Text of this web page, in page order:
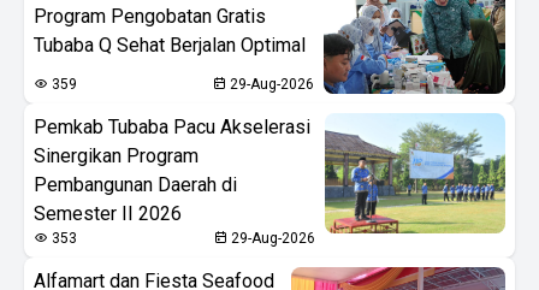
Program Pengobatan Gratis
Tubaba Q Sehat Berjalan Optimal
359 29-Aug-2026
Pemkab Tubaba Pacu Akselerasi
Sinergikan Program
Pembangunan Daerah di
Semester II 2026
353 29-Aug-2026
Alfamart dan Fiesta Seafood